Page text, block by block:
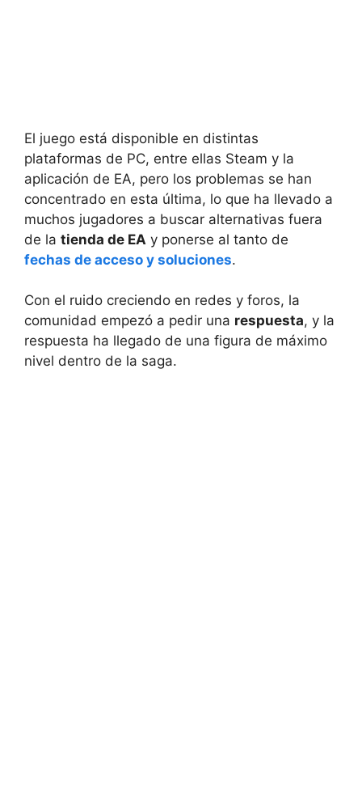
El juego está disponible en distintas
plataformas de PC, entre ellas Steam y la
aplicación de EA, pero los problemas se han
concentrado en esta última, lo que ha llevado a
muchos jugadores a buscar alternativas fuera
de la tienda de EA y ponerse al tanto de
fechas de acceso y soluciones.
Con el ruido creciendo en redes y foros, la
comunidad empezó a pedir una respuesta, y la
respuesta ha llegado de una figura de máximo
nivel dentro de la saga.